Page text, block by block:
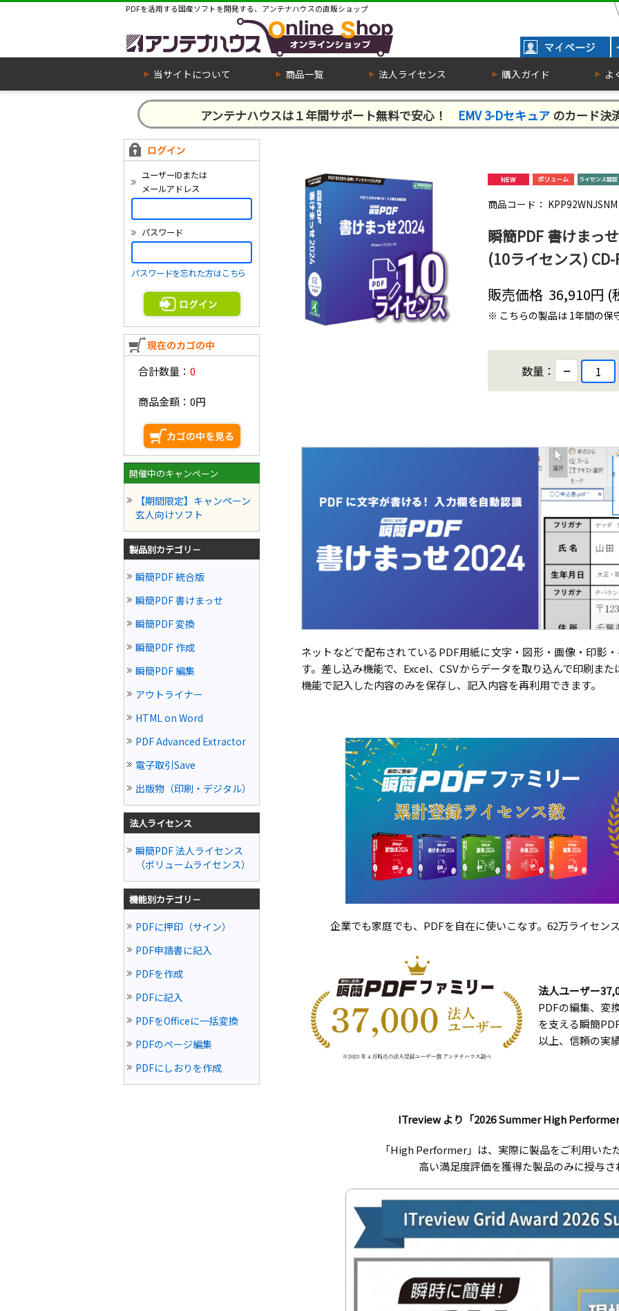
PDFを活用する国産ソフトを開発する、アンテナハウスの直販ショップ
当サイトについて 商品一覧 法人ライセンス 購入ガイド よ
アンテナハウスは１年間サポート無料で安心！ EMV 3-Dセキュアのカード決
ユーザーIDまたは
メールアドレス
パスワード
パスワードを忘れた方はこちら
合計数量： 0
商品金額： 0円
開催中のキャンペーン
【期間限定】キャンペーン
玄人向けソフト
製品別カテゴリ－
瞬簡PDF 統合版
瞬簡PDF 書けまっせ
瞬簡PDF 変換
瞬簡PDF 作成
瞬簡PDF 編集
アウトライナー
HTML on Word
PDF Advanced Extractor
電子取引Save
出版物（印刷・デジタル）
法人ライセンス
瞬簡PDF 法人ライセンス
（ボリュームライセンス）
機能別カテゴリ－
PDFに押印（サイン）
PDF申請書に記入
PDFを作成
PDFに記入
PDFをOfficeに一括変換
PDFのページ編集
PDFにしおりを作成
商品コード： KPP92WNJSNM
瞬簡PDF 書けまっ
(10ライセンス) CD-
販売価格 36,910円 (
※ こちらの製品は 1年間の保
数量： −
ネットなどで配布されているPDF用紙に文字・図形・画像・印影
す。差し込み機能で、Excel、CSVからデータを取り込んで印刷ま
機能で記入した内容のみを保存し、記入内容を再利用できます。
企業でも家庭でも、PDFを自在に使いこなす。62万ライセン
法人ユーザー
PDFの編集、変
を支える瞬簡
以上、信頼の実
ITreview より「2026 Summer High
「High Performer」は、実際に製品をご利用いた
高い満足度評価を獲得た製品のみに授与